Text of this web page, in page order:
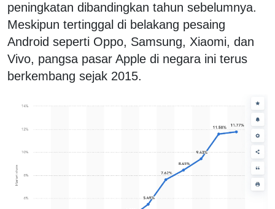
peningkatan dibandingkan tahun sebelumnya.
Meskipun tertinggal di belakang pesaing
Android seperti Oppo, Samsung, Xiaomi, dan
Vivo, pangsa pasar Apple di negara ini terus
berkembang sejak 2015.